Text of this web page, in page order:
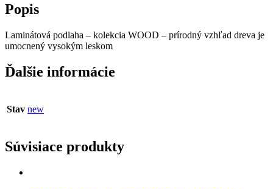
Popis
Laminátová podlaha – kolekcia WOOD – prírodný vzhľad dreva je
umocnený vysokým leskom
Ďalšie informácie
Stav new
Súvisiace produkty